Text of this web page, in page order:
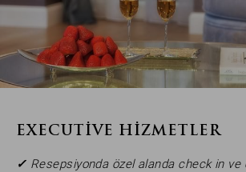
EXECUTIVE HIZMETLER
✓ Resepsiyonda özel alanda check in ve